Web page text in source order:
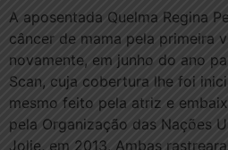
A aposentada Quelma Regina
câncer de mama pela primeira
novamente, em junho do ano
Scan, cuja cobertura lhe foi
mesmo feito pela atriz e
pela Organização das Nações
Jolie, em 2013. Ambas